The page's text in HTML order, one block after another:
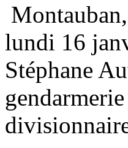
lundi 16
Stéphane